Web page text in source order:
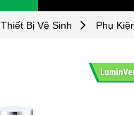
Thiết Bị Vệ Sinh Phụ